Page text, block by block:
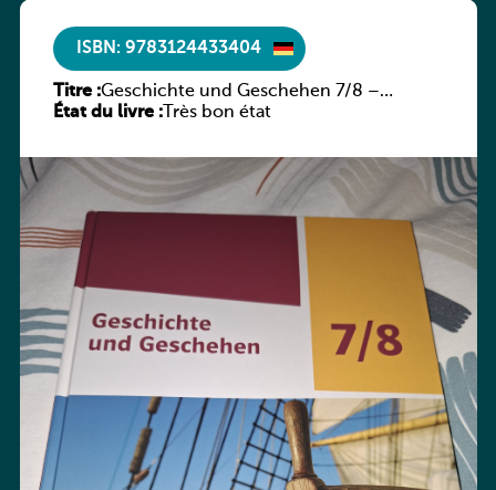
ISBN: 9783124433404
Titre :Geschichte und Geschehen 7/8 –
Rheinland-Pfalz
État du livre :Très bon état